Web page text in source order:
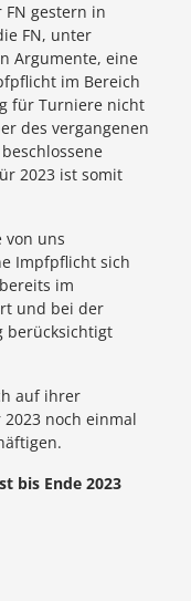
gestern in
FN, unter
Argumente, eine
im Bereich
für Turniere nicht
des vergangenen
2023 ist somit
von uns
Impfpflicht sich
im
und bei der
berücksichtigt
auf ihrer
noch einmal
bis Ende 2023